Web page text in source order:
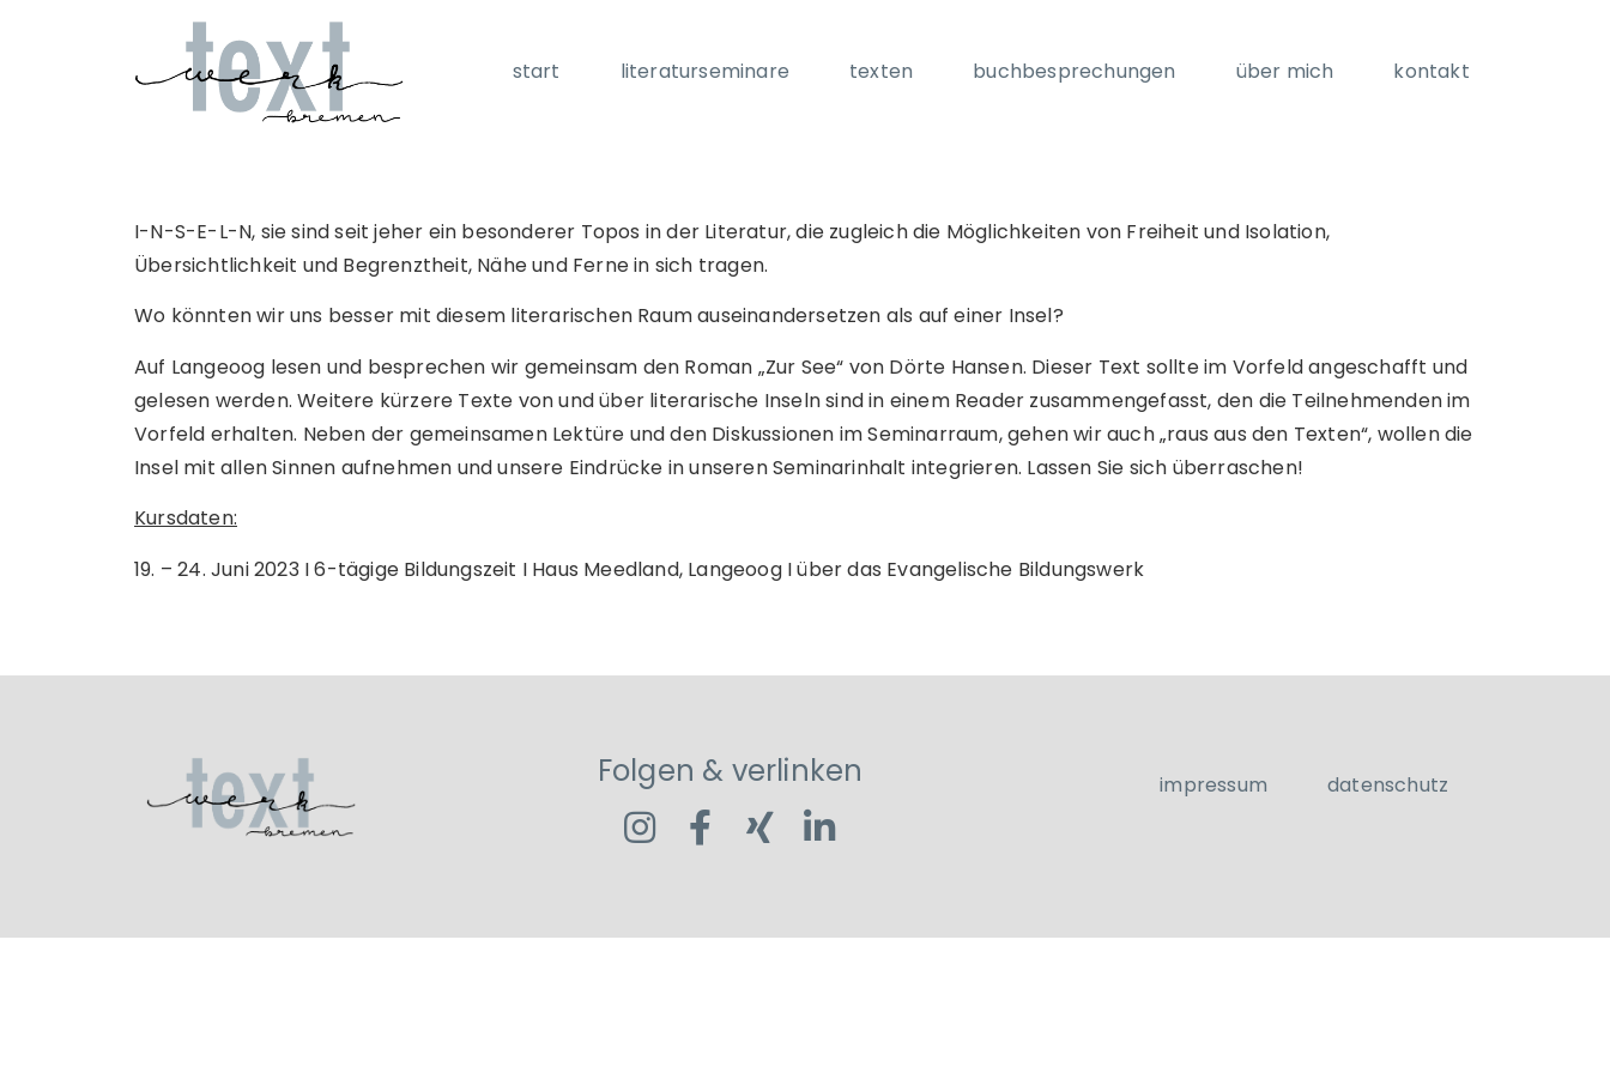
start literaturseminare texten buchbesprechungen über mich kontakt
I-N-S-E-L-N, sie sind seit jeher ein besonderer Topos in der Literatur, die zugleich die Möglichkeiten von Freiheit und Isolation,
Übersichtlichkeit und Begrenztheit, Nähe und Ferne in sich tragen.
Wo könnten wir uns besser mit diesem literarischen Raum auseinandersetzen als auf einer Insel?
Auf Langeoog lesen und besprechen wir gemeinsam den Roman „Zur See“ von Dörte Hansen. Dieser Text sollte im Vorfeld angeschafft und
gelesen werden. Weitere kürzere Texte von und über literarische Inseln sind in einem Reader zusammengefasst, den die Teilnehmenden im
Vorfeld erhalten. Neben der gemeinsamen Lektüre und den Diskussionen im Seminarraum, gehen wir auch „raus aus den Texten“, wollen die
Insel mit allen Sinnen aufnehmen und unsere Eindrücke in unseren Seminarinhalt integrieren. Lassen Sie sich überraschen!
Kursdaten:
19. – 24. Juni 2023 I 6-tägige Bildungszeit I Haus Meedland, Langeoog I über das Evangelische Bildungswerk
Folgen & verlinken impressum datenschutz